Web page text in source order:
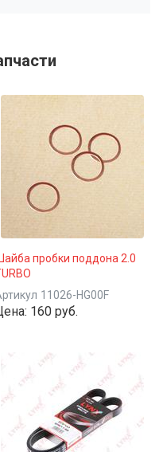
пробки поддона 2.0
11026-HG00F
160 руб.